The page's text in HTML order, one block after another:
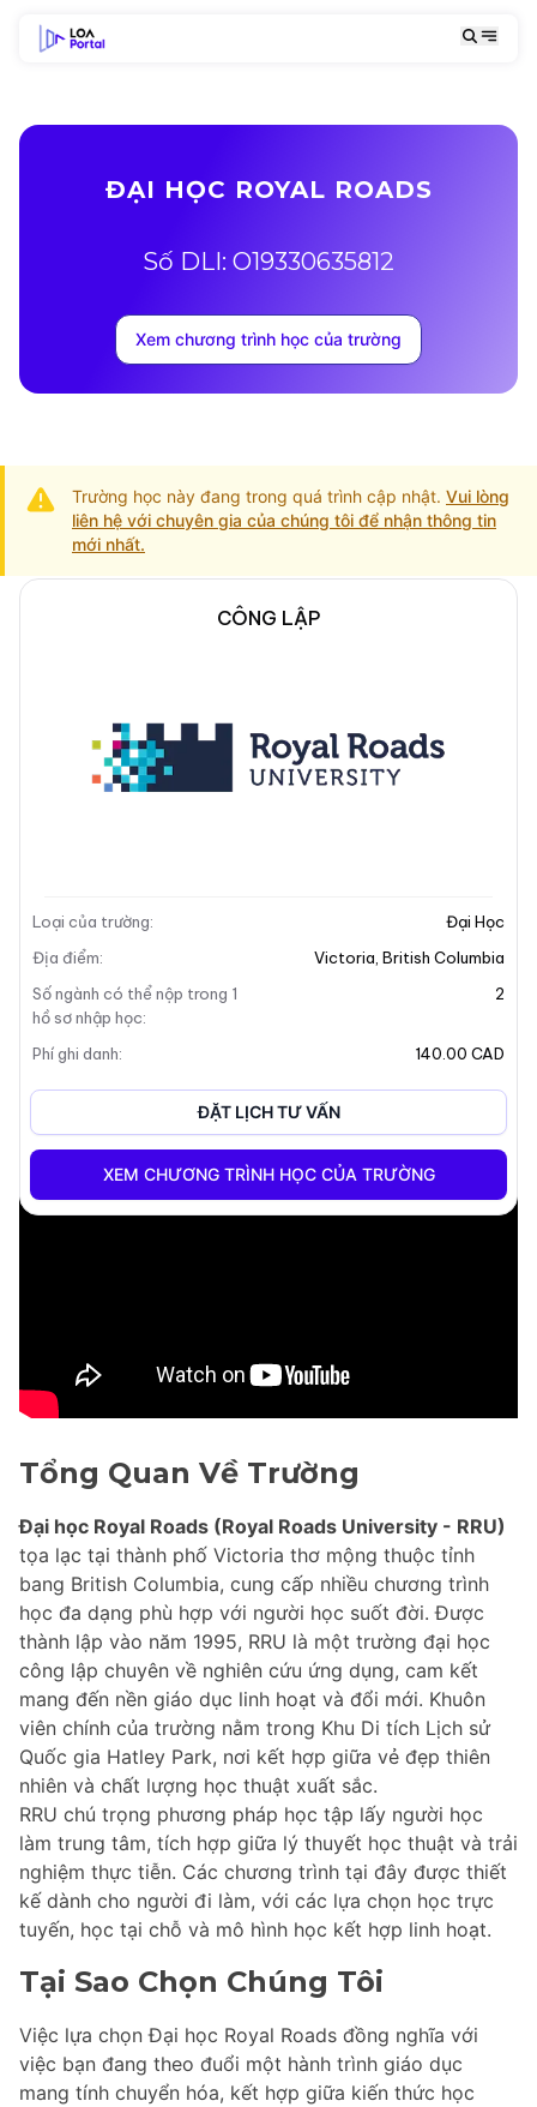
ĐẠI HỌC ROYAL ROADS
Số DLI: O19330635812
Xem chương trình học của trường
Trường học này đang trong quá trình cập nhật. Vui lòng
liên hệ với chuyên gia của chúng tôi để nhận thông tin
mới nhất.
+6
Tổng Quan Về Trường
Đại học Royal Roads (Royal Roads University - RRU)
tọa lạc tại thành phố Victoria thơ mộng thuộc tỉnh
bang British Columbia, cung cấp nhiều chương trình
học đa dạng phù hợp với người học suốt đời. Được
thành lập vào năm 1995, RRU là một trường đại học
công lập chuyên về nghiên cứu ứng dụng, cam kết
mang đến nền giáo dục linh hoạt và đổi mới. Khuôn
viên chính của trường nằm trong Khu Di tích Lịch sử
Quốc gia Hatley Park, nơi kết hợp giữa vẻ đẹp thiên
nhiên và chất lượng học thuật xuất sắc.
RRU chú trọng phương pháp học tập lấy người học
làm trung tâm, tích hợp giữa lý thuyết học thuật và trải
nghiệm thực tiễn. Các chương trình tại đây được thiết
kế dành cho người đi làm, với các lựa chọn học trực
tuyến, học tại chỗ và mô hình học kết hợp linh hoạt.
Tại Sao Chọn Chúng Tôi
Việc lựa chọn Đại học Royal Roads đồng nghĩa với
việc bạn đang theo đuổi một hành trình giáo dục
mang tính chuyển hóa, kết hợp giữa kiến thức học
CÔNG LẬP
Loại của trường:
Đại Học
Địa điểm: Victoria British Columbia
Số ngành có thể nộp trong 1
hồ sơ nhập học:
2
Phí ghi danh: 140.00 CAD
ĐẶT LỊCH TƯ VẤN
XEM CHƯƠNG TRÌNH HỌC CỦA TRƯỜNG